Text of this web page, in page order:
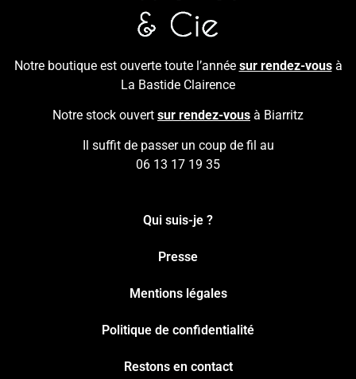
Notre boutique est ouverte toute l’année sur rendez-vousà
La Bastide Clairence
Notre stock ouvert sur rendez-vous à Biarritz
Il suffit de passer un coup de fil au
06 13 17 19 35
Qui suis-je ?
Presse
Mentions légales
Politique de confidentialité
Restons en contact